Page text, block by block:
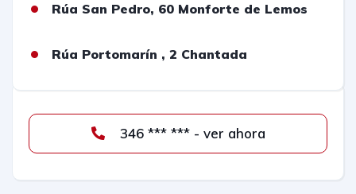
Rúa San Pedro, 60 Monforte de Lemos
Rúa Portomarín , 2 Chantada
346 *** *** - ver ahora